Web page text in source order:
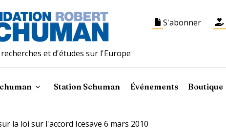
et d'études sur l'Europe
S'abonner
Station Schuman Événements Boutique
la loi sur l'accord Icesave 6 mars 2010